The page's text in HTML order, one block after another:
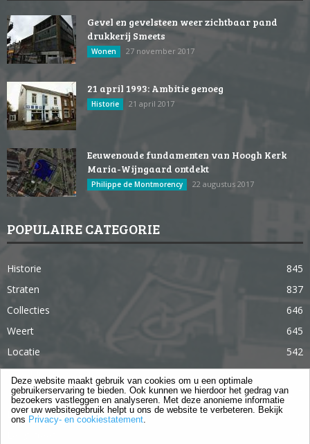
Gevel en gevelsteen weer zichtbaar pand
drukkerij Smeets
Wonen 27 november 2017
21 april 1993: Ambitie genoeg
Historie 21 april 2017
Eeuwenoude fundamenten van Hoogh Kerk
Maria-Wijngaard ontdekt
Philippe de Montmorency 22 augustus 2017
POPULAIRE CATEGORIE
Historie
845
Straten
837
Collecties
646
Weert
645
Locatie
542
Weert in 365 dagen
363
Gebouwen
285
Lifestyle
Deze website maakt gebruik van cookies om u een optimale
gebruikerservaring te bieden. Ook kunnen we hierdoor het gedrag van
bezoekers vastleggen en analyseren. Met deze anonieme informatie
over uw websitegebruik helpt u ons de website te verbeteren. Bekijk
ons Privacy- en cookiestatement.